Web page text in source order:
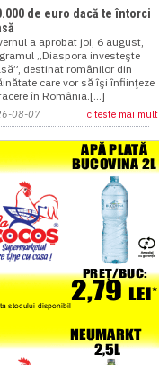
de euro dacă te întorci
a aprobat joi, 6 august,
„Diaspora investeşte
destinat românilor din
care vor să îşi înfiinţeze
în România.[...]
08-07 citeste mai mult